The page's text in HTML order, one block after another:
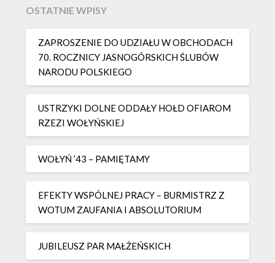
OSTATNIE WPISY
ZAPROSZENIE DO UDZIAŁU W OBCHODACH
70. ROCZNICY JASNOGÓRSKICH ŚLUBÓW
NARODU POLSKIEGO
USTRZYKI DOLNE ODDAŁY HOŁD OFIAROM
RZEZI WOŁYŃSKIEJ
WOŁYŃ ’43 – PAMIĘTAMY
EFEKTY WSPÓLNEJ PRACY – BURMISTRZ Z
WOTUM ZAUFANIA I ABSOLUTORIUM
JUBILEUSZ PAR MAŁŻEŃSKICH